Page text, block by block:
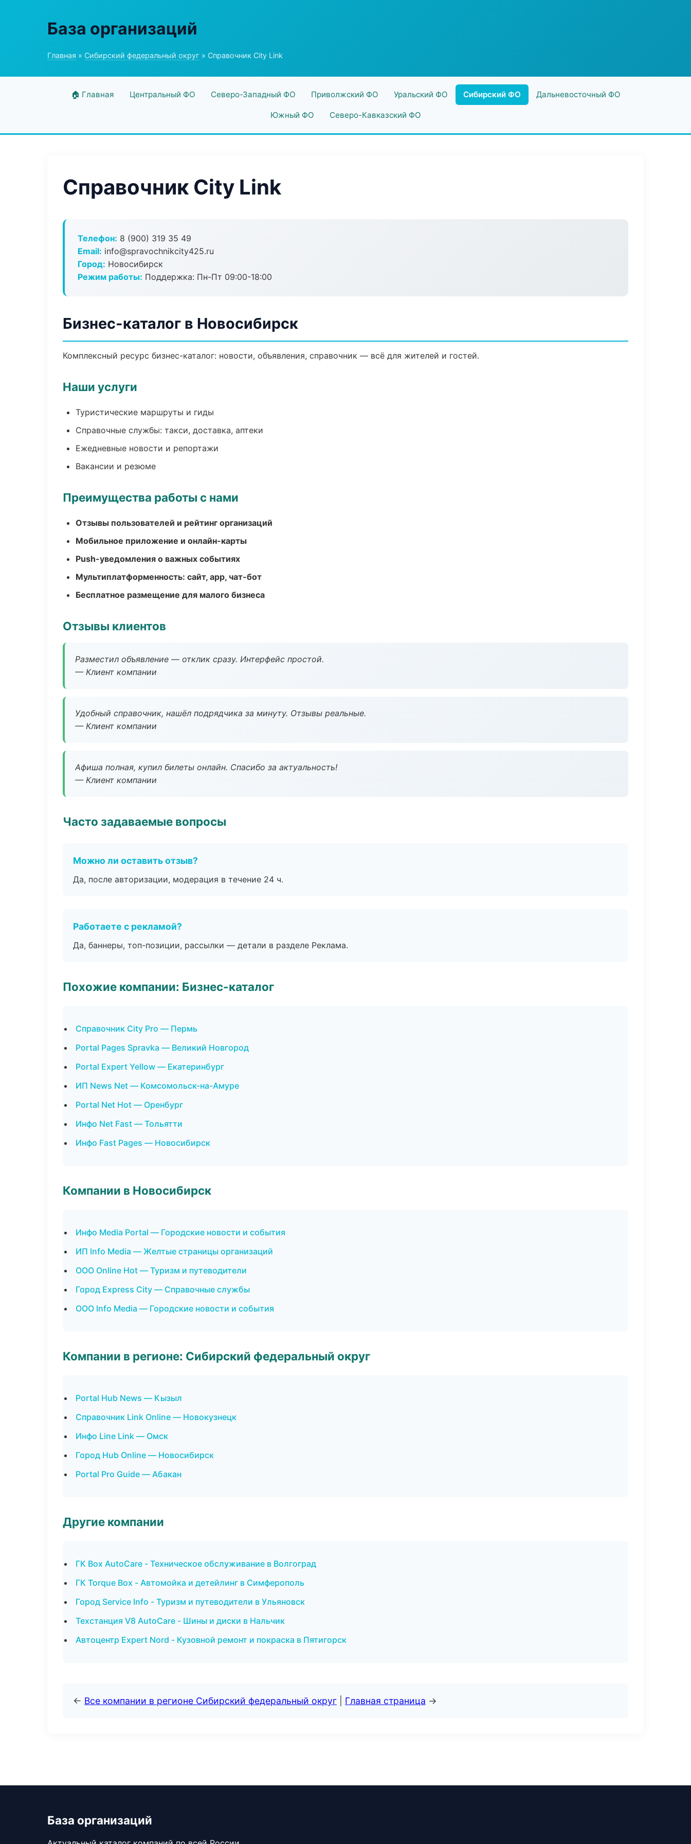
База организаций
Главная » Сибирский федеральный округ » Справочник City Link
🏠 Главная Центральный ФО Северо-Западный ФО Приволжский ФО Уральский ФО Сибирский ФО Дальневосточный ФО
Южный ФО Северо-Кавказский ФО
Справочник City Link
Телефон: 8 (900) 319 35 49
Email: info@spravochnikcity425.ru
Город: Новосибирск
Режим работы: Поддержка: Пн-Пт 09:00-18:00
Бизнес-каталог в Новосибирск
Комплексный ресурс бизнес-каталог: новости, объявления, справочник — всё для жителей и гостей.
Наши услуги
Туристические маршруты и гиды
Справочные службы: такси, доставка, аптеки
Ежедневные новости и репортажи
Вакансии и резюме
Преимущества работы с нами
Отзывы пользователей и рейтинг организаций
Мобильное приложение и онлайн-карты
Push-уведомления о важных событиях
Мультиплатформенность: сайт, app, чат-бот
Бесплатное размещение для малого бизнеса
Отзывы клиентов
Разместил объявление — отклик сразу. Интерфейс простой.
— Клиент компании
Удобный справочник, нашёл подрядчика за минуту. Отзывы реальные.
— Клиент компании
Афиша полная, купил билеты онлайн. Спасибо за актуальность!
— Клиент компании
Часто задаваемые вопросы
Можно ли оставить отзыв?
Да, после авторизации, модерация в течение 24 ч.
Работаете с рекламой?
Да, баннеры, топ-позиции, рассылки — детали в разделе Реклама.
Похожие компании: Бизнес-каталог
Справочник City Pro — Пермь
Portal Pages Spravka — Великий Новгород
Portal Expert Yellow — Екатеринбург
ИП News Net — Комсомольск-на-Амуре
Portal Net Hot — Оренбург
Инфо Net Fast — Тольятти
Инфо Fast Pages — Новосибирск
Компании в Новосибирск
Инфо Media Portal — Городские новости и события
ИП Info Media — Желтые страницы организаций
ООО Online Hot — Туризм и путеводители
Город Express City — Справочные службы
ООО Info Media — Городские новости и события
Компании в регионе: Сибирский федеральный округ
Portal Hub News — Кызыл
Справочник Link Online — Новокузнецк
Инфо Line Link — Омск
Город Hub Online — Новосибирск
Portal Pro Guide — Абакан
Другие компании
ГК Box AutoCare - Техническое обслуживание в Волгоград
ГК Torque Box - Автомойка и детейлинг в Симферополь
Город Service Info - Туризм и путеводители в Ульяновск
Техстанция V8 AutoCare - Шины и диски в Нальчик
Автоцентр Expert Nord - Кузовной ремонт и покраска в Пятигорск
← Все компании в регионе Сибирский федеральный округ Главная страница →
База организаций